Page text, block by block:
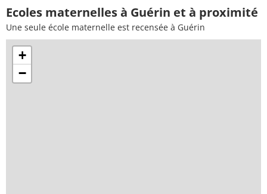
Ecoles maternelles à Guérin et à proximité
Une seule école maternelle est recensée à Guérin
+
−